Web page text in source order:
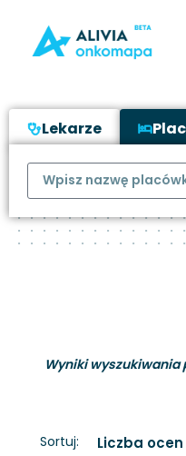
Lekarze
Wyniki wyszukiwania
Sortuj: